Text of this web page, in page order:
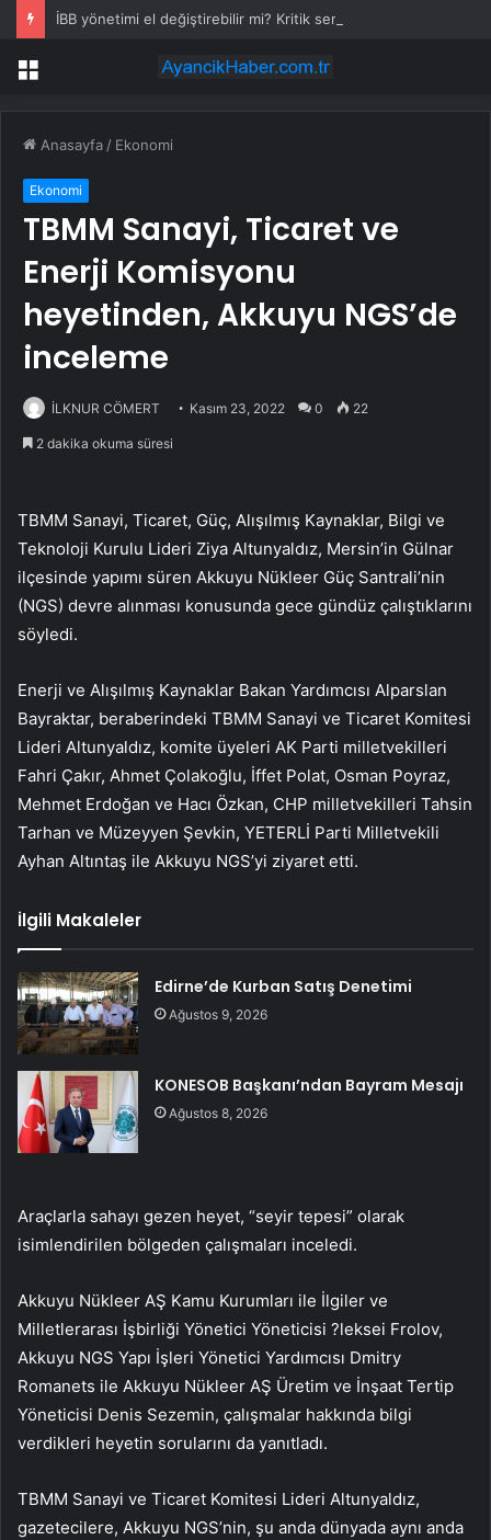
Menü
Anasayfa / Ekonomi
Ekonomi
TBMM Sanayi, Ticaret ve
Enerji Komisyonu
heyetinden, Akkuyu NGS’de
inceleme
İLKNUR CÖMERT Kasım 23, 2022 0 22
2 dakika okuma süresi
TBMM Sanayi, Ticaret, Güç, Alışılmış Kaynaklar, Bilgi ve
Teknoloji Kurulu Lideri Ziya Altunyaldız, Mersin’in Gülnar
ilçesinde yapımı süren Akkuyu Nükleer Güç Santrali’nin
(NGS) devre alınması konusunda gece gündüz çalıştıklarını
söyledi.
Enerji ve Alışılmış Kaynaklar Bakan Yardımcısı Alparslan
Bayraktar, beraberindeki TBMM Sanayi ve Ticaret Komitesi
Lideri Altunyaldız, komite üyeleri AK Parti milletvekilleri
Fahri Çakır, Ahmet Çolakoğlu, İffet Polat, Osman Poyraz,
Mehmet Erdoğan ve Hacı Özkan, CHP milletvekilleri Tahsin
Tarhan ve Müzeyyen Şevkin, YETERLİ Parti Milletvekili
Ayhan Altıntaş ile Akkuyu NGS’yi ziyaret etti.
İlgili Makaleler
Edirne’de Kurban Satış Denetimi
Ağustos 9, 2026
KONESOB Başkanı’ndan Bayram Mesajı
Ağustos 8, 2026
Araçlarla sahayı gezen heyet, “seyir tepesi” olarak
isimlendirilen bölgeden çalışmaları inceledi.
Akkuyu Nükleer AŞ Kamu Kurumları ile İlgiler ve
Milletlerarası İşbirliği Yönetici Yöneticisi ?leksei Frolov,
Akkuyu NGS Yapı İşleri Yönetici Yardımcısı Dmitry
Romanets ile Akkuyu Nükleer AŞ Üretim ve İnşaat Tertip
Yöneticisi Denis Sezemin, çalışmalar hakkında bilgi
verdikleri heyetin sorularını da yanıtladı.
TBMM Sanayi ve Ticaret Komitesi Lideri Altunyaldız,
gazetecilere, Akkuyu NGS’nin, şu anda dünyada aynı anda